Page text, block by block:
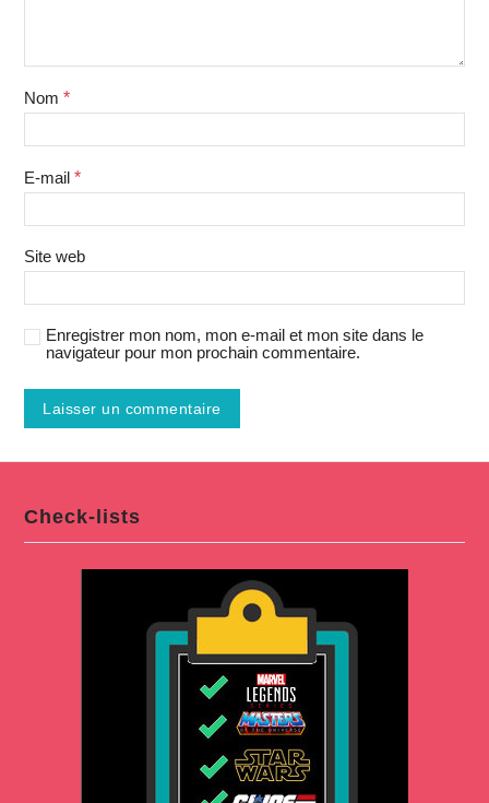
Nom *
E-mail *
Site web
Enregistrer mon nom, mon e-mail et mon site dans le
navigateur pour mon prochain commentaire.
Check-lists